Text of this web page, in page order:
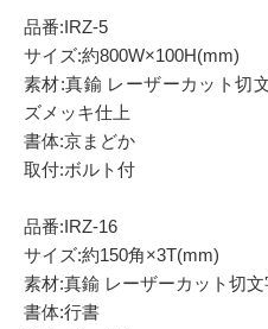
品番:IRZ-5
サイズ:約800W×100H(mm)
素材:真鍮 レーザーカット切
ズメッキ仕上
書体:京まどか
取付:ボルト付
品番:IRZ-16
サイズ:約150角×3T(mm)
素材:真鍮 レーザーカット切
書体:行書